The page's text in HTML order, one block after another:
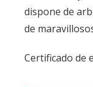
dispone de
de
Certificado de